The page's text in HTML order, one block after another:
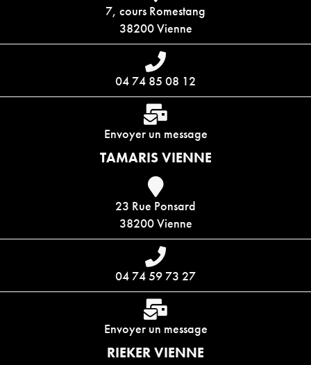
7, cours Romestang
38200 Vienne
04 74 85 08 12
Envoyer un message
TAMARIS VIENNE
23 Rue Ponsard
38200 Vienne
04 74 59 73 27
Envoyer un message
RIEKER VIENNE